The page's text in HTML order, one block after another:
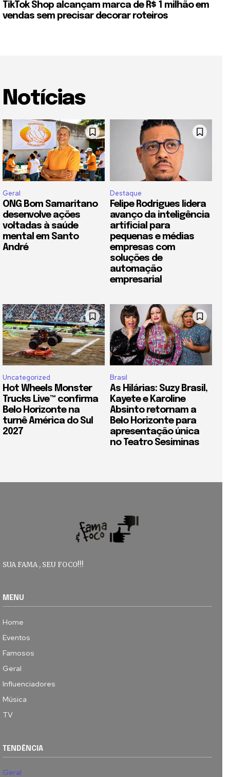
TikTok Shop alcançam marca de R$ 1 milhão em
vendas sem precisar decorar roteiros
Notícias
Geral
ONG Bom Samaritano
desenvolve ações
voltadas à saúde
mental em Santo
André
Destaque
Felipe Rodrigues lidera
avanço da inteligência
artificial para
pequenas e médias
empresas com
soluções de
automação
empresarial
Uncategorized
Hot Wheels Monster
Trucks Live™ confirma
Belo Horizonte na
turnê América do Sul
2027
Brasil
As Hilárias: Suzy Brasil,
Kayete e Karoline
Absinto retornam a
Belo Horizonte para
apresentação única
no Teatro Sesiminas
SUA FAMA , SEU FOCO!!!
MENU
Home
Eventos
Famosos
Geral
Influenciadores
Música
TV
TENDÊNCIA
Geral